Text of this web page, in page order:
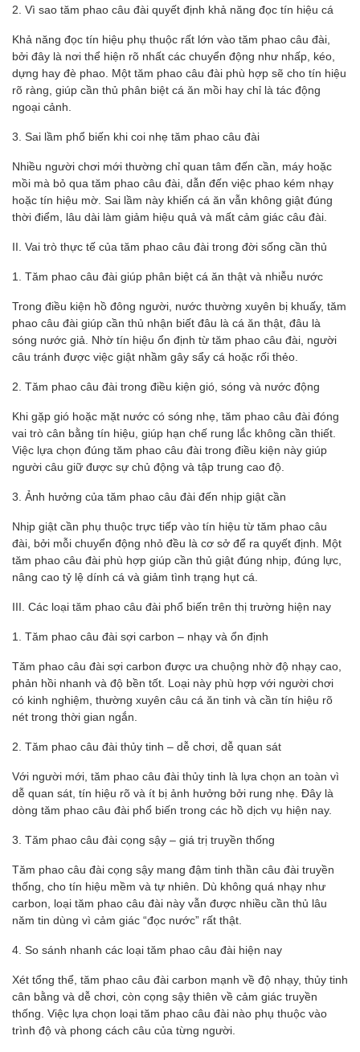
2. Vì sao tăm phao câu đài quyết định khả năng đọc tín hiệu cá
Khả năng đọc tín hiệu phụ thuộc rất lớn vào tăm phao câu đài,
bởi đây là nơi thể hiện rõ nhất các chuyển động như nhấp, kéo,
dựng hay đè phao. Một tăm phao câu đài phù hợp sẽ cho tín hiệu
rõ ràng, giúp cần thủ phân biệt cá ăn mồi hay chỉ là tác động
ngoại cảnh.
3. Sai lầm phổ biến khi coi nhẹ tăm phao câu đài
Nhiều người chơi mới thường chỉ quan tâm đến cần, máy hoặc
mồi mà bỏ qua tăm phao câu đài, dẫn đến việc phao kém nhạy
hoặc tín hiệu mờ. Sai lầm này khiến cá ăn vẫn không giật đúng
thời điểm, lâu dài làm giảm hiệu quả và mất cảm giác câu đài.
II. Vai trò thực tế của tăm phao câu đài trong đời sống cần thủ
1. Tăm phao câu đài giúp phân biệt cá ăn thật và nhiễu nước
Trong điều kiện hồ đông người, nước thường xuyên bị khuấy, tăm
phao câu đài giúp cần thủ nhận biết đâu là cá ăn thật, đâu là
sóng nước giả. Nhờ tín hiệu ổn định từ tăm phao câu đài, người
câu tránh được việc giật nhầm gây sẩy cá hoặc rối thẻo.
2. Tăm phao câu đài trong điều kiện gió, sóng và nước động
Khi gặp gió hoặc mặt nước có sóng nhẹ, tăm phao câu đài đóng
vai trò cân bằng tín hiệu, giúp hạn chế rung lắc không cần thiết.
Việc lựa chọn đúng tăm phao câu đài trong điều kiện này giúp
người câu giữ được sự chủ động và tập trung cao độ.
3. Ảnh hưởng của tăm phao câu đài đến nhịp giật cần
Nhịp giật cần phụ thuộc trực tiếp vào tín hiệu từ tăm phao câu
đài, bởi mỗi chuyển động nhỏ đều là cơ sở để ra quyết định. Một
tăm phao câu đài phù hợp giúp cần thủ giật đúng nhịp, đúng lực,
nâng cao tỷ lệ dính cá và giảm tình trạng hụt cá.
III. Các loại tăm phao câu đài phổ biến trên thị trường hiện nay
1. Tăm phao câu đài sợi carbon – nhạy và ổn định
Tăm phao câu đài sợi carbon được ưa chuộng nhờ độ nhạy cao,
phản hồi nhanh và độ bền tốt. Loại này phù hợp với người chơi
có kinh nghiệm, thường xuyên câu cá ăn tinh và cần tín hiệu rõ
nét trong thời gian ngắn.
2. Tăm phao câu đài thủy tinh – dễ chơi, dễ quan sát
Với người mới, tăm phao câu đài thủy tinh là lựa chọn an toàn vì
dễ quan sát, tín hiệu rõ và ít bị ảnh hưởng bởi rung nhẹ. Đây là
dòng tăm phao câu đài phổ biến trong các hồ dịch vụ hiện nay.
3. Tăm phao câu đài cọng sậy – giá trị truyền thống
Tăm phao câu đài cọng sậy mang đậm tinh thần câu đài truyền
thống, cho tín hiệu mềm và tự nhiên. Dù không quá nhạy như
carbon, loại tăm phao câu đài này vẫn được nhiều cần thủ lâu
năm tin dùng vì cảm giác “đọc nước” rất thật.
4. So sánh nhanh các loại tăm phao câu đài hiện nay
Xét tổng thể, tăm phao câu đài carbon mạnh về độ nhạy, thủy tinh
cân bằng và dễ chơi, còn cọng sậy thiên về cảm giác truyền
thống. Việc lựa chọn loại tăm phao câu đài nào phụ thuộc vào
trình độ và phong cách câu của từng người.